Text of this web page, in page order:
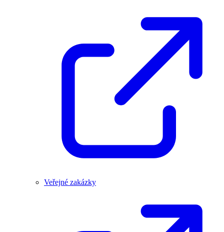
Veřejné zakázky